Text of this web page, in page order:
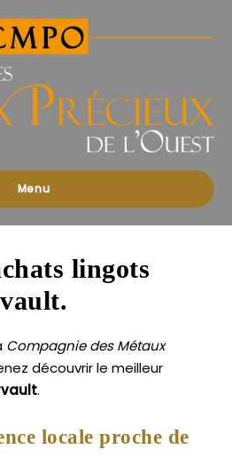
Menu
lingots
Compagnie des Métaux
découvrir le meilleur
.
locale proche de